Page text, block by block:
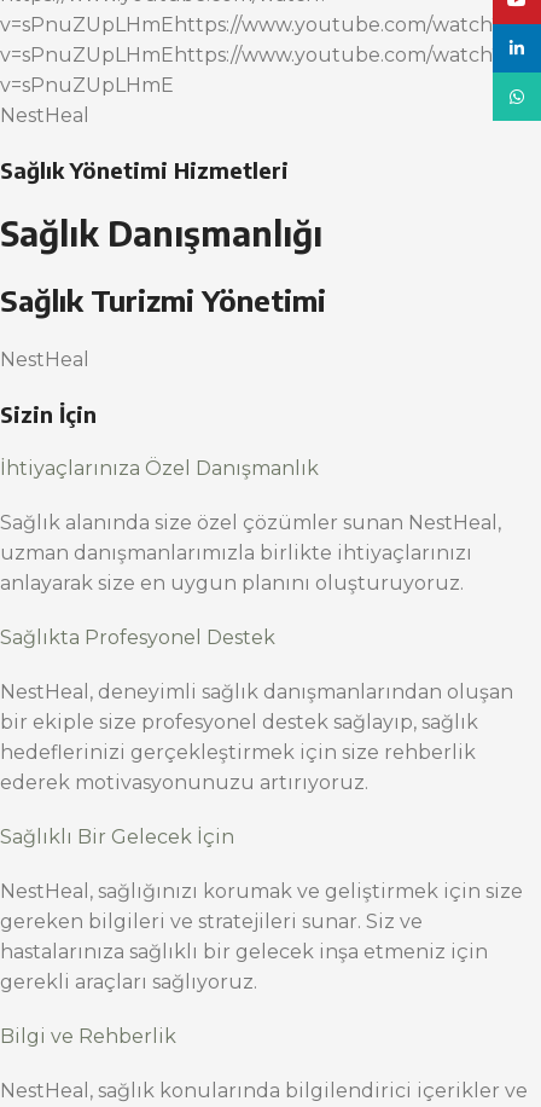
v=sPnuZUpLHmEhttps://www.youtube.com/watch?
v=sPnuZUpLHmEhttps://www.youtube.com/watch?
v=sPnuZUpLHmE
NestHeal
Sağlık Yönetimi Hizmetleri
Sağlık Danışmanlığı
Sağlık Turizmi Yönetimi
NestHeal
Sizin İçin
İhtiyaçlarınıza Özel Danışmanlık
Sağlık alanında size özel çözümler sunan NestHeal,
uzman danışmanlarımızla birlikte ihtiyaçlarınızı
anlayarak size en uygun planını oluşturuyoruz.
Sağlıkta Profesyonel Destek
NestHeal, deneyimli sağlık danışmanlarından oluşan
bir ekiple size profesyonel destek sağlayıp, sağlık
hedeflerinizi gerçekleştirmek için size rehberlik
ederek motivasyonunuzu artırıyoruz.
Sağlıklı Bir Gelecek İçin
NestHeal, sağlığınızı korumak ve geliştirmek için size
gereken bilgileri ve stratejileri sunar. Siz ve
hastalarınıza sağlıklı bir gelecek inşa etmeniz için
gerekli araçları sağlıyoruz.
Bilgi ve Rehberlik
NestHeal, sağlık konularında bilgilendirici içerikler ve